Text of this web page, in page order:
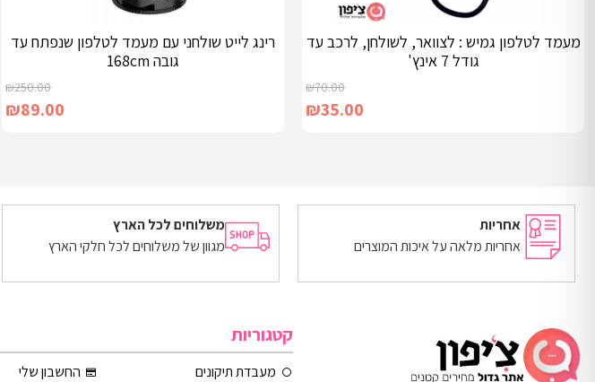
מעמד לטלפון גמיש : לצוואר, לשולחן, לרכב עד
גודל 7 אינץ'
₪70.00
₪35.00
מידע נוסף
רינג לייט שולחני עם מעמד לטלפון שנפתח עד
גובה 168cm
₪250.00
₪89.00
מידע נוסף
אחריות
אחריות מלאה על איכות המוצרים
משלוחים לכל הארץ
מגוון של משלוחים לכל חלקי הארץ
קטגוריות
מעבדת תיקונים
החשבון שלי